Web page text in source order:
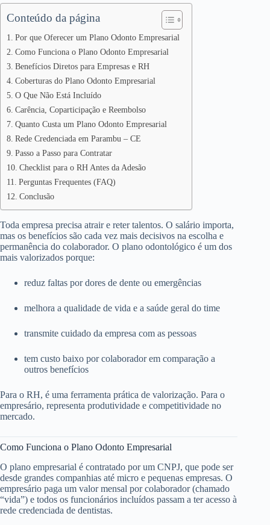
Conteúdo da página
Por que Oferecer um Plano Odonto Empresarial
Como Funciona o Plano Odonto Empresarial
Benefícios Diretos para Empresas e RH
Coberturas do Plano Odonto Empresarial
O Que Não Está Incluído
Carência, Coparticipação e Reembolso
Quanto Custa um Plano Odonto Empresarial
Rede Credenciada em Parambu – CE
Passo a Passo para Contratar
Checklist para o RH Antes da Adesão
Perguntas Frequentes (FAQ)
Conclusão
Toda empresa precisa atrair e reter talentos. O salário importa,
mas os benefícios são cada vez mais decisivos na escolha e
permanência do colaborador. O plano odontológico é um dos
mais valorizados porque:
reduz faltas por dores de dente ou emergências
melhora a qualidade de vida e a saúde geral do time
transmite cuidado da empresa com as pessoas
tem custo baixo por colaborador em comparação a
outros benefícios
Para o RH, é uma ferramenta prática de valorização. Para o
empresário, representa produtividade e competitividade no
mercado.
Como Funciona o Plano Odonto Empresarial
O plano empresarial é contratado por um CNPJ, que pode ser
desde grandes companhias até micro e pequenas empresas. O
empresário paga um valor mensal por colaborador (chamado
“vida”) e todos os funcionários incluídos passam a ter acesso à
rede credenciada de dentistas.